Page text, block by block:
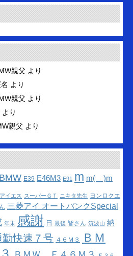
親父 より
より
親父 より
より
親父 より
BMW E39 E46M3 E91 m m(__)m
アイエス スーパーＧＴ ニキタ先生 ヨンロクエ
三菱アイ オートバンクSpecial
年末 感謝 日 最後 皆さん 筑波山 納
勤快速７号 ４６Ｍ３
ＢＭ